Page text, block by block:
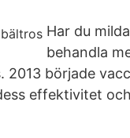
Har du
behandla
2013 började
effektivitet